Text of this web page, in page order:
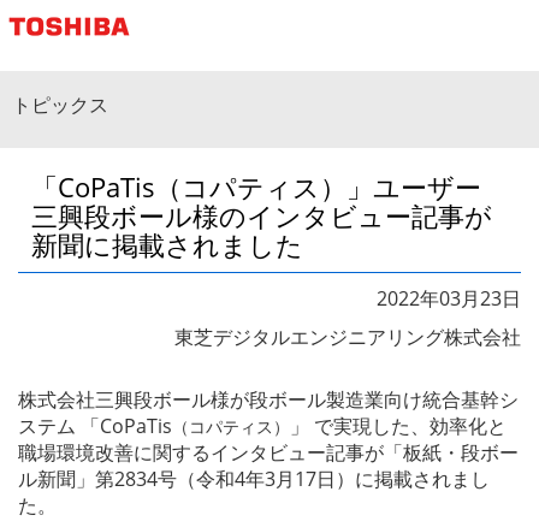
東芝デジタルエンジニアリング株式会社
トピックス
「CoPaTis（コパティス）」ユーザー
三興段ボール様のインタビュー記事が
新聞に掲載されました
2022年03月23日
東芝デジタルエンジニアリング株式会社
株式会社三興段ボール様が段ボール製造業向け統合基幹シ
ステム 「CoPaTis （コパティス）
」 で実現した、効率化と
職場環境改善に関するインタビュー記事が「板紙・段ボー
ル新聞」第2834号（令和4年3月17日）に掲載されまし
た。